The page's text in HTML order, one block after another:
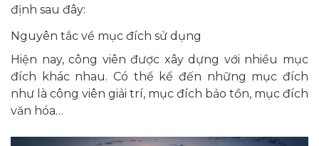
định sau đây:
Nguyên tắc về mục đích sử dụng
Hiện nay, công viên được xây dựng với nhiều mục
đích khác nhau. Có thể kể đến những mục đích
như là công viên giải trí, mục đích bảo tồn, mục đích
văn hóa…